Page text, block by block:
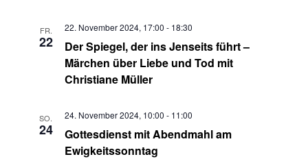
FR.
22
Der Spiegel, der ins Jenseits führt –
Märchen über Liebe und Tod mit
Christiane Müller
22. November 2024, 17:00 - 18:30
SO.
24
Gottesdienst mit Abendmahl am
Ewigkeitssonntag
24. November 2024, 10:00 - 11:00